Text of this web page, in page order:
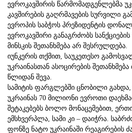
ევროკავშირის წარმომადგენლებმა
კავშირების გაღრმავების სურვილი
ევროპის საბჭოს პრეზიდენტის
ევროკავშირი განაგრძობს
მინსკის შეთანხმება არ შესრულდება.
იუნკერის თქმით, საუკეთესო
უკრაინასთან ასოცირების
წლიდან შევა.
სამიტის ფარგლებში ცნობილი
უკრაინას 70 მილიონი ევროთი
შეტაკებებს ბოლო მონაცემებით,
ემსხვერპლა, სამი კი – დაიჭრა.
ფონზე ნატო უკრაინაში რეაგირების